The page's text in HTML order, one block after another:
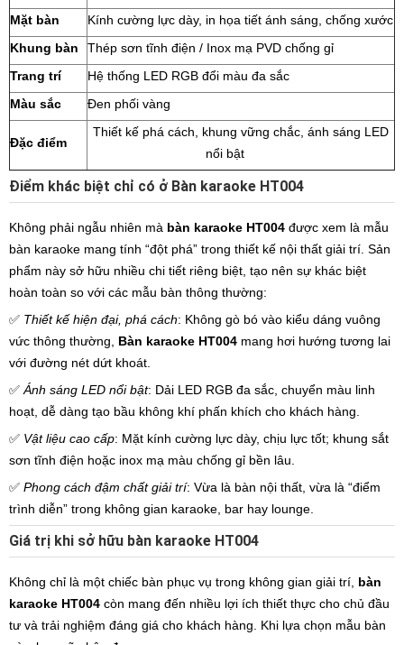
Mặt bàn
Kính cường lực dày, in họa tiết ánh sáng, chống xước
Khung bàn
Thép sơn tĩnh điện / Inox mạ PVD chống gỉ
Trang trí
Hệ thống LED RGB đổi màu đa sắc
Màu sắc
Đen phối vàng
Đặc điểm
Thiết kế phá cách, khung vững chắc, ánh sáng LED
nổi bật
Điểm khác biệt chỉ có ở Bàn karaoke HT004
Không phải ngẫu nhiên mà bàn karaoke HT004 được xem là mẫu
bàn karaoke mang tính “đột phá” trong thiết kế nội thất giải trí. Sản
phẩm này sở hữu nhiều chi tiết riêng biệt, tạo nên sự khác biệt
hoàn toàn so với các mẫu bàn thông thường:
✅ Thiết kế hiện đại, phá cách: Không gò bó vào kiểu dáng vuông
vức thông thường, Bàn karaoke HT004 mang hơi hướng tương lai
với đường nét dứt khoát.
✅ Ánh sáng LED nổi bật: Dải LED RGB đa sắc, chuyển màu linh
hoạt, dễ dàng tạo bầu không khí phấn khích cho khách hàng.
✅ Vật liệu cao cấp: Mặt kính cường lực dày, chịu lực tốt; khung sắt
sơn tĩnh điện hoặc inox mạ màu chống gỉ bền lâu.
✅ Phong cách đậm chất giải trí: Vừa là bàn nội thất, vừa là “điểm
trình diễn” trong không gian karaoke, bar hay lounge.
Giá trị khi sở hữu bàn karaoke HT004
Không chỉ là một chiếc bàn phục vụ trong không gian giải trí, bàn
karaoke HT004 còn mang đến nhiều lợi ích thiết thực cho chủ đầu
tư và trải nghiệm đáng giá cho khách hàng. Khi lựa chọn mẫu bàn